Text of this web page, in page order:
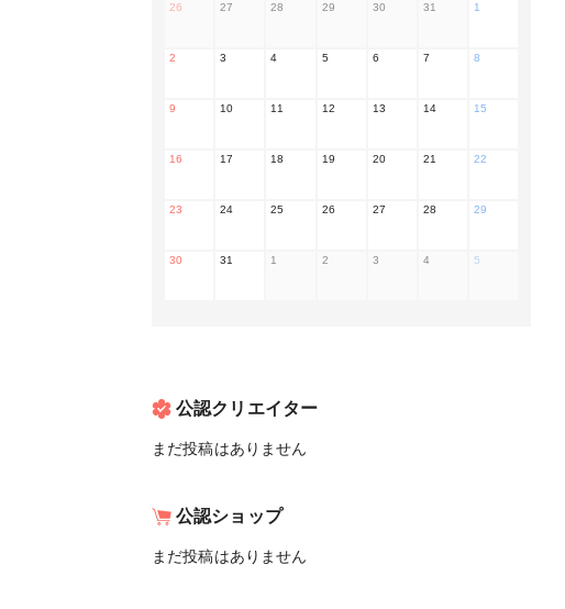
26 27 28 29 30 31 1
2 3 4 5 6 7 8
9 10 11 12 13 14 15
16 17 18 19 20 21 22
23 24 25 26 27 28 29
30 31 1 2 3 4 5
公認クリエイター
まだ投稿はありません
公認ショップ
まだ投稿はありません